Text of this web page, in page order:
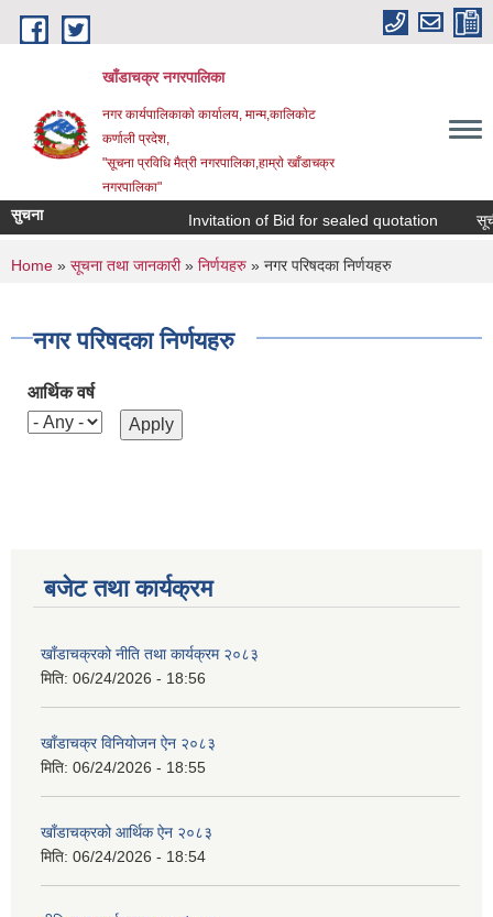
Skip to main content
खाँडाचक्र नगरपालिका
नगर कार्यपालिकाकाे कार्यालय, मान्म,कालिकाेट
क‍र्णाली प्रदेश,
"सूचना प्रविधि मैत्री नगरपालिका,हाम्राे खाँडाचक्र
नगरपालिका"
सुचना Invitation of Bid for sealed quotation
You are here
Home » सूचना तथा जानकारी» निर्णयहरु » नगर परिषदका निर्णयहरु
नगर परिषदका निर्णयहरु
आर्थिक वर्ष
बजेट तथा कार्यक्रम
खाँडाचक्रको नीति तथा कार्यक्रम २०८३
मिति: 06/24/2026 - 18:56
खाँडाचक्र विनियोजन ऐन २०८३
मिति: 06/24/2026 - 18:55
खाँडाचक्रको आर्थिक ऐन २०८३
मिति: 06/24/2026 - 18:54